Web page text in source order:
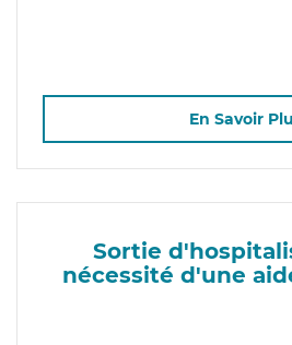
En Savoir
Sortie
nécessité d'une